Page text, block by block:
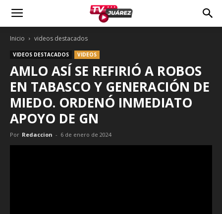
Inicio videos destacados
VIDEOS DESTACADOS VIDEOS
AMLO ASÍ SE REFIRIÓ A ROBOS
EN TABASCO Y GENERACIÓN DE
MIEDO. ORDENÓ INMEDIATO
APOYO DE GN
Por Redaccion - 6 de enero de 2024